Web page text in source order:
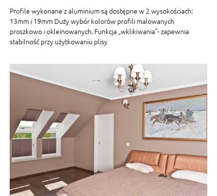
Profile wykonane z aluminium są dostępne w 2 wysokościach:
13mm i 19mm Duży wybór kolorów profili malowanych
proszkowo i okleinowanych. Funkcja „wklikiwania”- zapewnia
stabilność przy użytkowaniu plisy